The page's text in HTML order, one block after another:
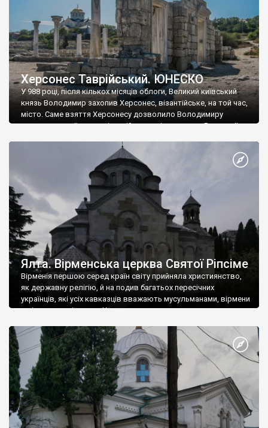
Херсонес Таврійський. ЮНЕСКО
У 988 році, після кількох місяців облоги, Великий київський
князь Володимир захопив Херсонес, візантійське, на той час,
місто. Саме взяття Херсонесу дозволило Володимиру
диктувати свої умови візантійському імператору Василю ІІ, та
Херсонесі Володимир-язичник, став Василем-християнином.
А потім було Хрещення Русі. На честь Херсонесу Таврійського
Ялта. Вірменська церква Святої Ріпсіме
Вірменія першою серед країн світу прийняла християнство,
як державну релігію, й на подив багатьох пересічних
українців, які усіх кавказців вважають мусульманами, вірмени
є відданими вірянами Христа